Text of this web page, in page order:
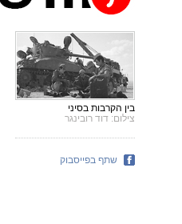
בין הקרבות בסיני
צילום: דוד רובינגר
שתף בפייסבוק